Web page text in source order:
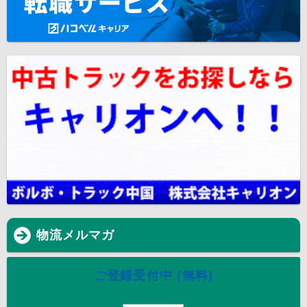
物流メルマガ
ご登録受付中 (無料)